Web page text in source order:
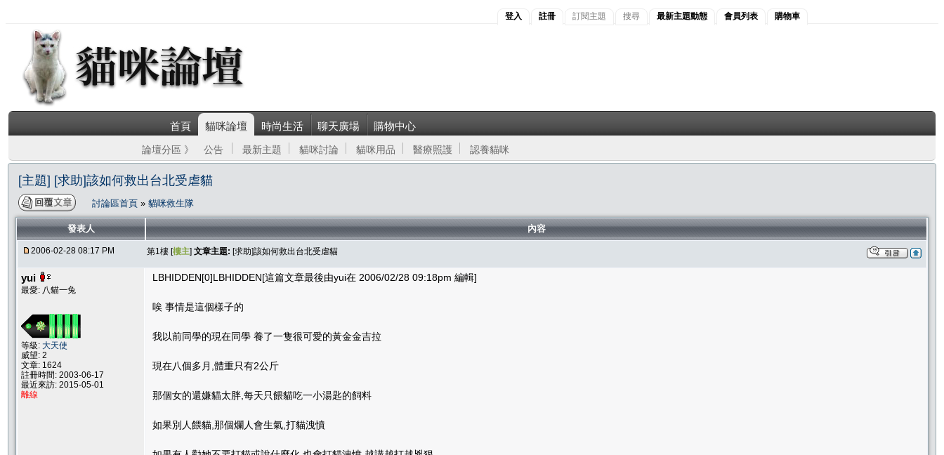
登入 註冊 訂閱主題 搜尋 最新主題動態 會員列表 購物車
首頁 貓咪論壇 時尚生活 聊天廣場 購物中心
論壇分區 》 公告 最新主題 貓咪討論 貓咪用品 醫療照護 認養貓咪
[主題] [求助]該如何救出台北受虐貓
討論區首頁 » 貓咪救生隊
發表人 內容
2006-02-28 08:17 PM 第1樓 [樓主] 文章主題: [求助]該如何救出台北受虐貓
yui
最愛: 八貓一兔
等級: 大天使
威望: 2
文章: 1624
註冊時間: 2003-06-17
最近來訪: 2015-05-01
離線
LBHIDDEN[0]LBHIDDEN[這篇文章最後由yui在 2006/02/28 09:18pm 編輯]
唉 事情是這個樣子的
我以前同學的現在同學 養了一隻很可愛的黃金金吉拉
現在八個多月,體重只有2公斤
那個女的還嫌貓太胖,每天只餵貓吃一小湯匙的飼料
如果別人餵貓,那個爛人會生氣,打貓洩憤